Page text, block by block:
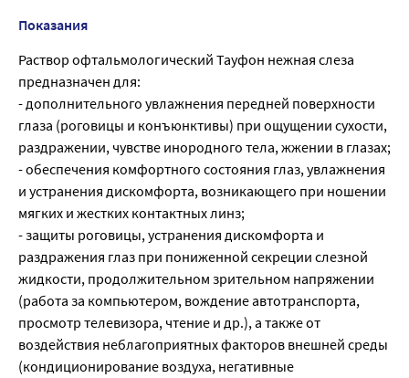
Показания
Раствор офтальмологический Тауфон нежная слеза
предназначен для:
- дополнительного увлажнения передней поверхности
глаза (роговицы и конъюнктивы) при ощущении сухости,
раздражении, чувстве инородного тела, жжении в глазах;
- обеспечения комфортного состояния глаз, увлажнения
и устранения дискомфорта, возникающего при ношении
мягких и жестких контактных линз;
- защиты роговицы, устранения дискомфорта и
раздражения глаз при пониженной секреции слезной
жидкости, продолжительном зрительном напряжении
(работа за компьютером, вождение автотранспорта,
просмотр телевизора, чтение и др.), а также от
воздействия неблагоприятных факторов внешней среды
(кондиционирование воздуха, негативные